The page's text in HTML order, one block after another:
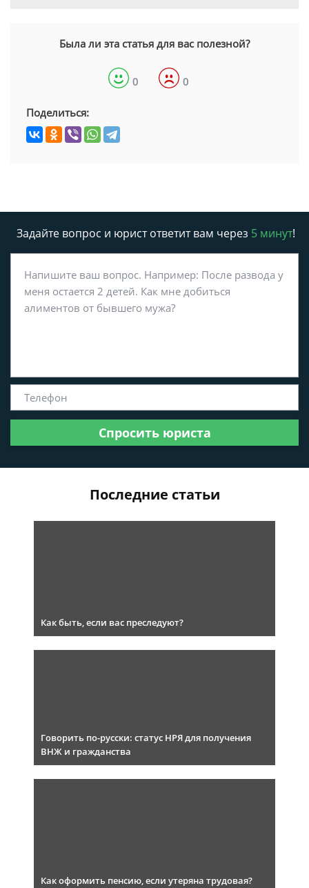
Была ли эта статья для вас полезной?
0 0
Поделиться:
Задайте вопрос и юрист ответит вам через 5 минут!
Спросить юриста
Последние статьи
Как быть, если вас преследуют?
Говорить по-русски: статус НРЯ для получения
ВНЖ и гражданства
Как оформить пенсию, если утеряна трудовая?